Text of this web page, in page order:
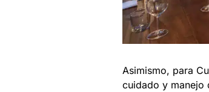
Asimismo, para
cuidado y manejo